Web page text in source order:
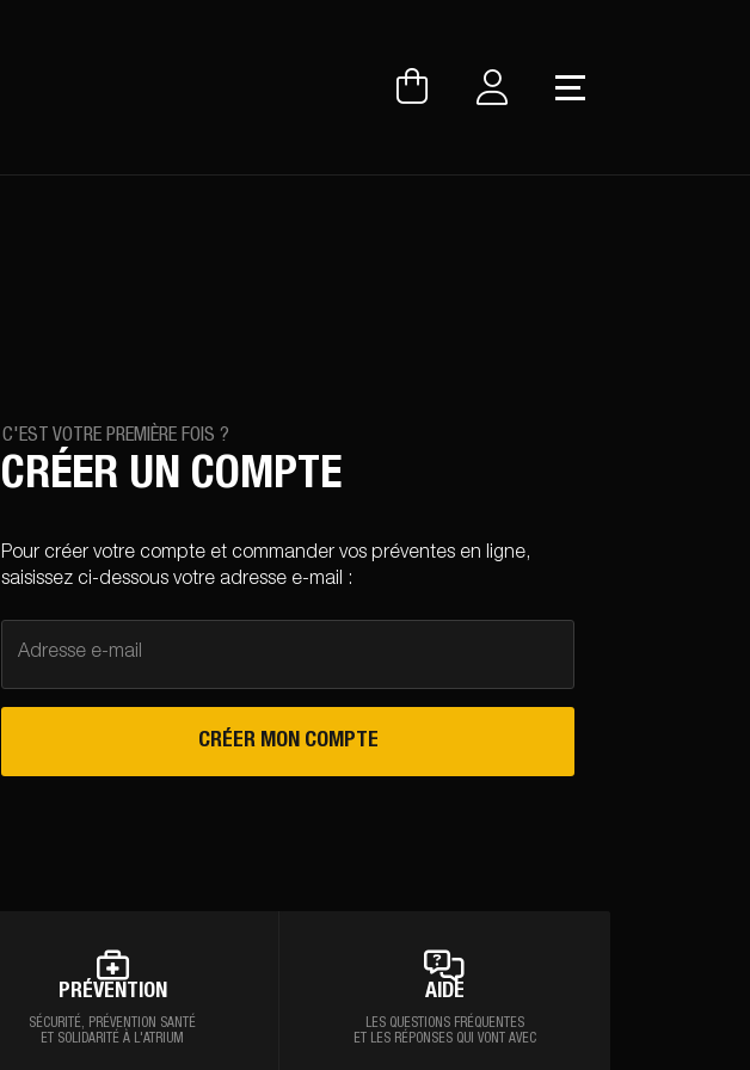
C'EST VOTRE PREMIÈRE FOIS ?
CRÉER UN COMPTE
Pour créer votre compte et commander vos préventes en ligne,
saisissez ci-dessous votre adresse e-mail :
Adresse e-mail
CRÉER MON COMPTE
PRÉVENTION
SÉCURITÉ, PRÉVENTION SANTÉ
ET SOLIDARITÉ À L'ATRIUM
AIDE
LES QUESTIONS FRÉQUENTES
ET LES RÉPONSES QUI VONT AVEC